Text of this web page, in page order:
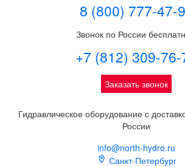
8 (800) 777-47-
Звонок по России
+7 (812) 309-76-
Заказать звонок
Гидравлическое оборудование с
России
info@north-hydro.ru
Санкт-Петербург